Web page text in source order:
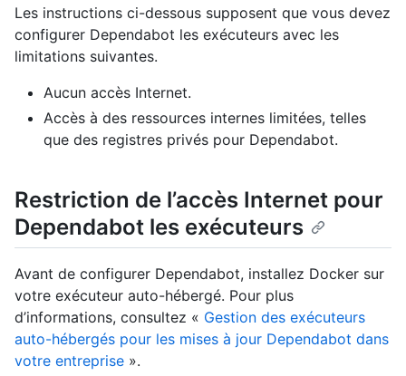
Les instructions ci-dessous supposent que vous devez
configurer Dependabot les exécuteurs avec les
limitations suivantes.
Aucun accès Internet.
Accès à des ressources internes limitées, telles
que des registres privés pour Dependabot.
Restriction de l’accès Internet pour
Dependabot les exécuteurs
Avant de configurer Dependabot, installez Docker sur
votre exécuteur auto-hébergé. Pour plus
d’informations, consultez « Gestion des exécuteurs
auto-hébergés pour les mises à jour Dependabot dans
votre entreprise ».